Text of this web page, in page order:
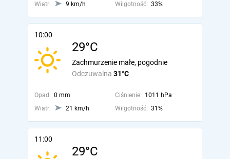
Wiatr:
9 km/h Wilgotność: 33%
10:00
29°C
Odczuwalna 31°C
Zachmurzenie małe, pogodnie
Opad: 0 mm Ciśnienie: 1011 hPa
Wiatr:
21 km/h Wilgotność: 31%
11:00
29°C